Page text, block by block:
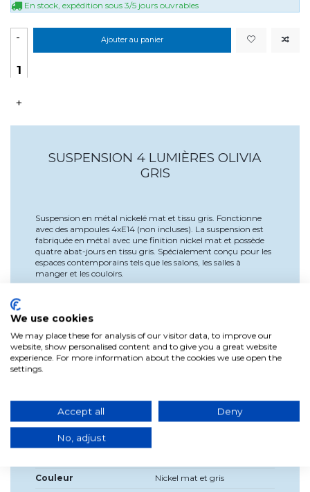
En stock, expédition sous 3/5 jours ouvrables
-
+
Ajouter au panier
SUSPENSION 4 LUMIÈRES OLIVIA
GRIS
Suspension en métal nickelé mat et tissu gris. Fonctionne
avec des ampoules 4xE14 (non incluses). La suspension est
fabriquée en métal avec une finition nickel mat et possède
quatre abat-jours en tissu gris. Spécialement conçu pour les
espaces contemporains tels que les salons, les salles à
manger et les couloirs.
Détails du produit
Largeur
Diamètre
Source de lumière
incluse?
Couleur
Nickel mat et gris
We use cookies
We may place these for analysis of our visitor data, to improve our
website, show personalised content and to give you a great website
experience. For more information about the cookies we use open the
settings.
Accept all Deny
No, adjust